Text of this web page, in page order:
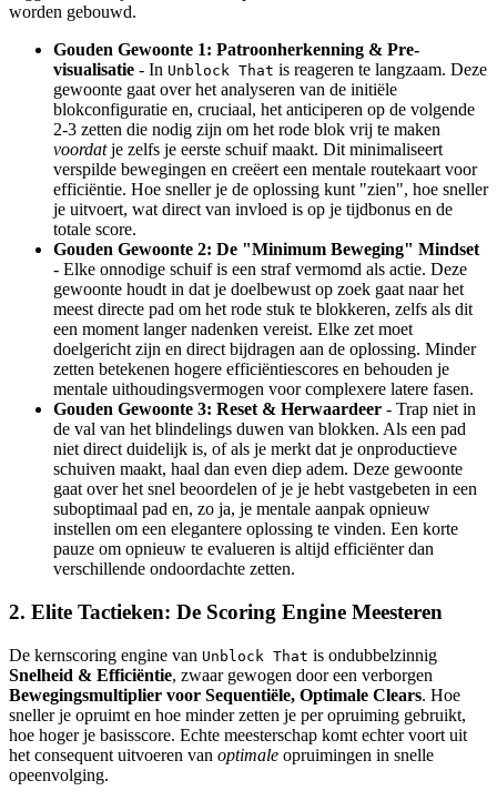
worden gebouwd.
Gouden Gewoonte 1: Patroonherkenning & Pre-
visualisatie - In Unblock That is reageren te langzaam. Deze
gewoonte gaat over het analyseren van de initiële
blokconfiguratie en, cruciaal, het anticiperen op de volgende
2-3 zetten die nodig zijn om het rode blok vrij te maken
voordatje zelfs je eerste schuif maakt. Dit minimaliseert
verspilde bewegingen en creëert een mentale routekaart voor
efficiëntie. Hoe sneller je de oplossing kunt "zien", hoe sneller
je uitvoert, wat direct van invloed is op je tijdbonus en de
totale score.
Gouden Gewoonte 2: De "Minimum Beweging" Mindset
- Elke onnodige schuif is een straf vermomd als actie. Deze
gewoonte houdt in dat je doelbewust op zoek gaat naar het
meest directe pad om het rode stuk te blokkeren, zelfs als dit
een moment langer nadenken vereist. Elke zet moet
doelgericht zijn en direct bijdragen aan de oplossing. Minder
zetten betekenen hogere efficiëntiescores en behouden je
mentale uithoudingsvermogen voor complexere latere fasen.
Gouden Gewoonte 3: Reset & Herwaardeer - Trap niet in
de val van het blindelings duwen van blokken. Als een pad
niet direct duidelijk is, of als je merkt dat je onproductieve
schuiven maakt, haal dan even diep adem. Deze gewoonte
gaat over het snel beoordelen of je je hebt vastgebeten in een
suboptimaal pad en, zo ja, je mentale aanpak opnieuw
instellen om een elegantere oplossing te vinden. Een korte
pauze om opnieuw te evalueren is altijd efficiënter dan
verschillende ondoordachte zetten.
2. Elite Tactieken: De Scoring Engine Meesteren
De kernscoring engine van Unblock That is ondubbelzinnig
Snelheid & Efficiëntie, zwaar gewogen door een verborgen
Bewegingsmultiplier voor Sequentiële, Optimale Clears. Hoe
sneller je opruimt en hoe minder zetten je per opruiming gebruikt,
hoe hoger je basisscore. Echte meesterschap komt echter voort uit
het consequent uitvoeren van optimale opruimingen in snelle
opeenvolging.